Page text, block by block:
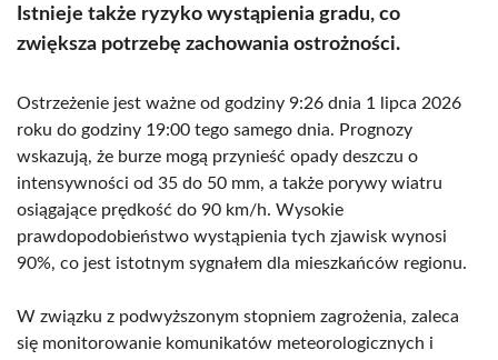
Istnieje także ryzyko wystąpienia gradu, co
zwiększa potrzebę zachowania ostrożności.
Ostrzeżenie jest ważne od godziny 9:26 dnia 1 lipca 2026
roku do godziny 19:00 tego samego dnia. Prognozy
wskazują, że burze mogą przynieść opady deszczu o
intensywności od 35 do 50 mm, a także porywy wiatru
osiągające prędkość do 90 km/h. Wysokie
prawdopodobieństwo wystąpienia tych zjawisk wynosi
90%, co jest istotnym sygnałem dla mieszkańców regionu.
W związku z podwyższonym stopniem zagrożenia, zaleca
się monitorowanie komunikatów meteorologicznych i